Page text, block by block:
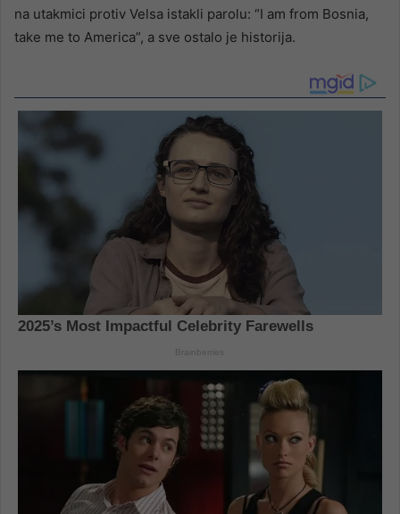
na utakmici protiv Velsa istakli parolu: “I am from Bosnia,
take me to America”, a sve ostalo je historija.